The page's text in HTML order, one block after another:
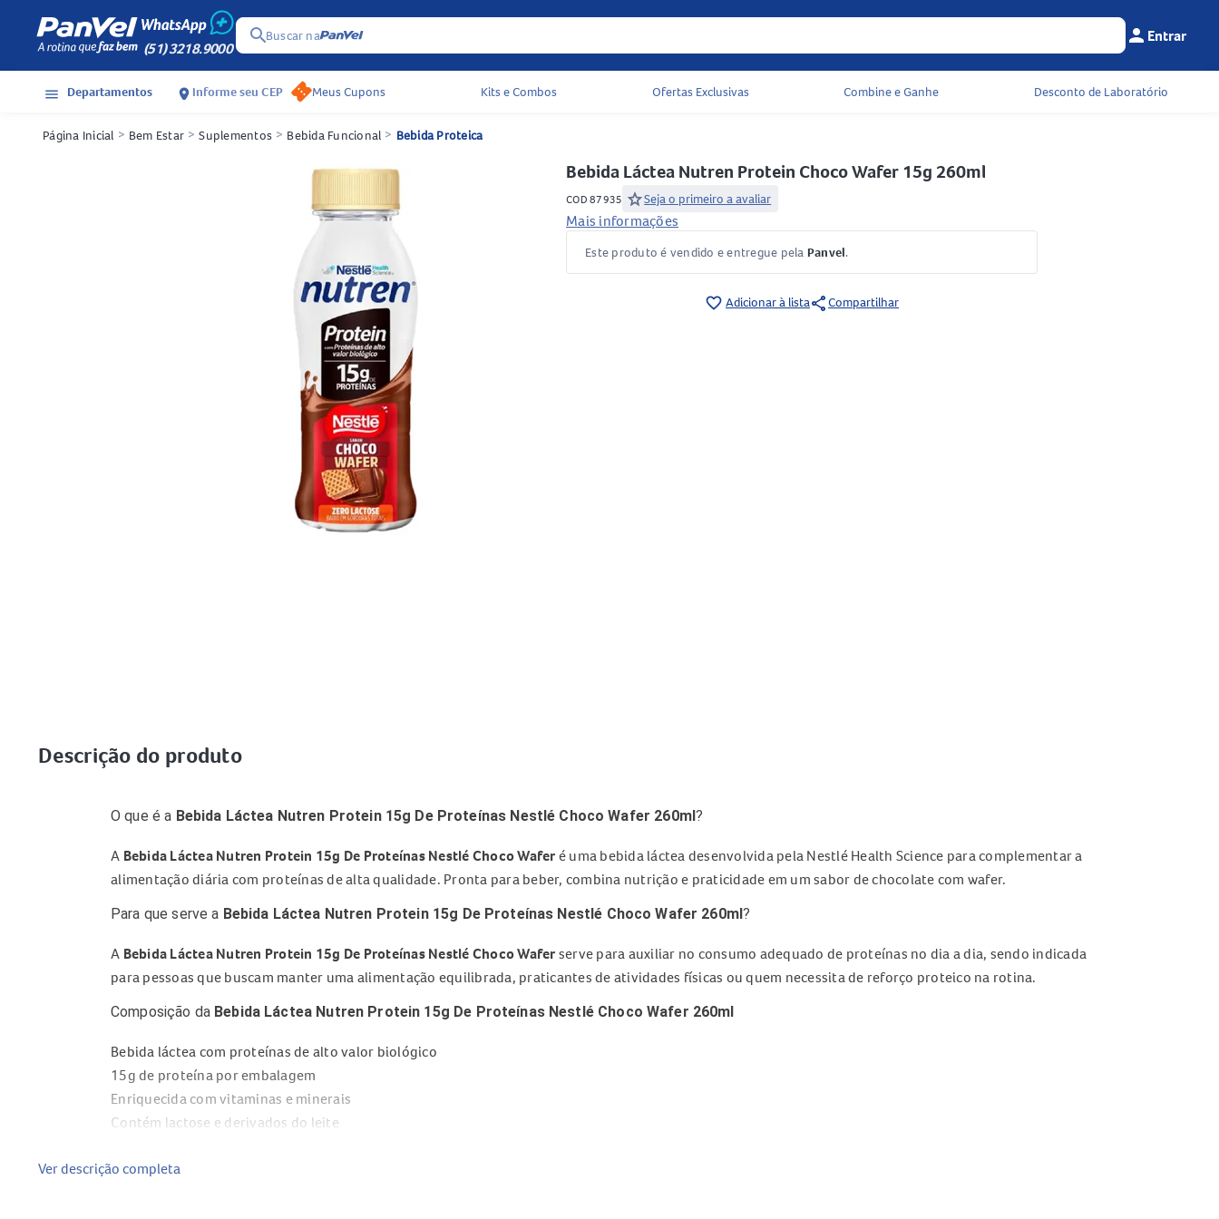
(51) 3218.9000
searchBuscar na Menu do
person Entrar
Acessos rápidos do cabeçalho
menu Departamentos location_on Informe seu CEP Meus Cupons Kits e Combos Ofertas Exclusivas Combine e Ganhe Desconto de Laboratório
Página Inicial > Bem Estar > Suplementos > Bebida Funcional > Bebida Proteica
Bebida Láctea Nutren Protein Choco Wafer 15g 260ml
COD 87935 starSeja o primeiro a avaliar
Mais informações
Este produto é vendido e entregue pela Panvel.
favorite_border Adicionar à listashareCompartilhar
Descrição do produto
O que é a Bebida Láctea Nutren Protein 15g De Proteínas Nestlé Choco Wafer 260ml?
A Bebida Láctea Nutren Protein 15g De Proteínas Nestlé Choco Wafer é uma bebida láctea desenvolvida pela Nestlé Health Science para complementar a
alimentação diária com proteínas de alta qualidade. Pronta para beber, combina nutrição e praticidade em um sabor de chocolate com wafer.
Para que serve a Bebida Láctea Nutren Protein 15g De Proteínas Nestlé Choco Wafer 260ml?
A Bebida Láctea Nutren Protein 15g De Proteínas Nestlé Choco Wafer serve para auxiliar no consumo adequado de proteínas no dia a dia, sendo indicada
para pessoas que buscam manter uma alimentação equilibrada, praticantes de atividades físicas ou quem necessita de reforço proteico na rotina.
Composição da Bebida Láctea Nutren Protein 15g De Proteínas Nestlé Choco Wafer 260ml
Bebida láctea com proteínas de alto valor biológico
15g de proteína por embalagem
Enriquecida com vitaminas e minerais
Contém lactose e derivados do leite
Benefícios da
Ver descrição completa